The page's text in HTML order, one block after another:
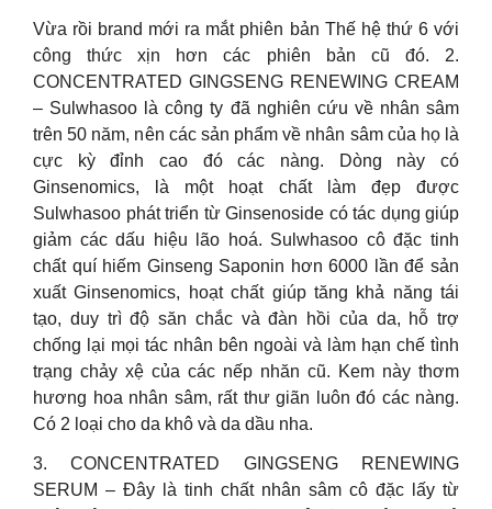
Vừa rồi brand mới ra mắt phiên bản Thế hệ thứ 6 với
công thức xịn hơn các phiên bản cũ đó. 2.
CONCENTRATED GINGSENG RENEWING CREAM
– Sulwhasoo là công ty đã nghiên cứu về nhân sâm
trên 50 năm, nên các sản phẩm về nhân sâm của họ là
cực kỳ đỉnh cao đó các nàng. Dòng này có
Ginsenomics, là một hoạt chất làm đẹp được
Sulwhasoo phát triển từ Ginsenoside có tác dụng giúp
giảm các dấu hiệu lão hoá. Sulwhasoo cô đặc tinh
chất quí hiếm Ginseng Saponin hơn 6000 lần để sản
xuất Ginsenomics, hoạt chất giúp tăng khả năng tái
tạo, duy trì độ săn chắc và đàn hồi của da, hỗ trợ
chống lại mọi tác nhân bên ngoài và làm hạn chế tình
trạng chảy xệ của các nếp nhăn cũ. Kem này thơm
hương hoa nhân sâm, rất thư giãn luôn đó các nàng.
Có 2 loại cho da khô và da dầu nha.
3. CONCENTRATED GINGSENG RENEWING
SERUM – Đây là tinh chất nhân sâm cô đặc lấy từ